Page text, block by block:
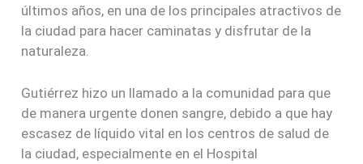
últimos años, en una de los principales atractivos de
la ciudad para hacer caminatas y disfrutar de la
naturaleza.
Gutiérrez hizo un llamado a la comunidad para que
de manera urgente donen sangre, debido a que hay
escasez de líquido vital en los centros de salud de
la ciudad, especialmente en el Hospital